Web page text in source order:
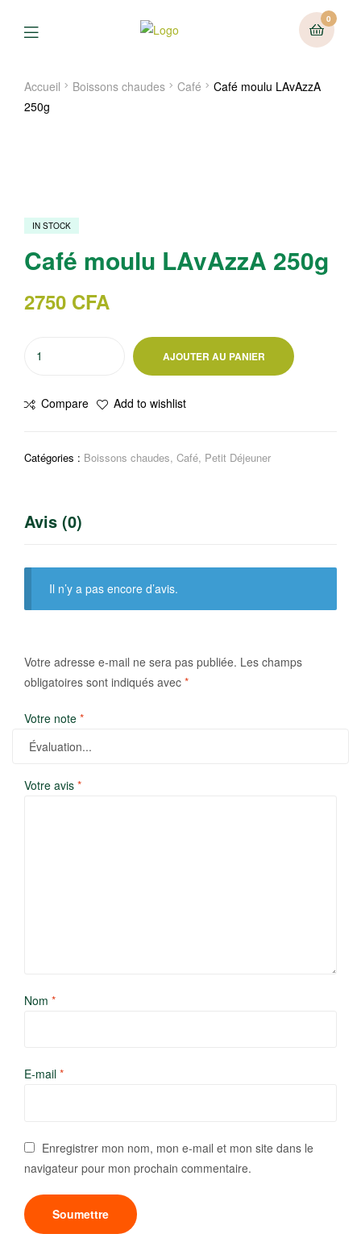
0
Menu
Accueil Boissons chaudes Café
Café moulu LAvAzzA
250g
IN STOCK
Café moulu LAvAzzA 250g
2750 CFA
moulu
AJOUTER AU PANIER
Compare Add to wishlist
Catégories : Boissons chaudes, Café, Petit Déjeuner
Avis (0)
Il n’y a pas encore d’avis.
Votre adresse e-mail ne sera pas publiée. Les champs
obligatoires sont indiqués avec *
Votre note *
Votre avis *
Nom *
E-mail *
Enregistrer mon nom, mon e-mail et mon site dans le
navigateur pour mon prochain commentaire.